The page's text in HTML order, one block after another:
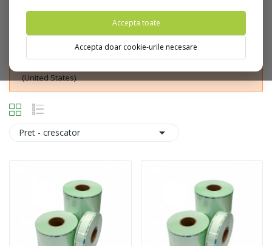
Accepta toate
Accepta doar cookie-urile necesare
(United States).
Pret - crescator 